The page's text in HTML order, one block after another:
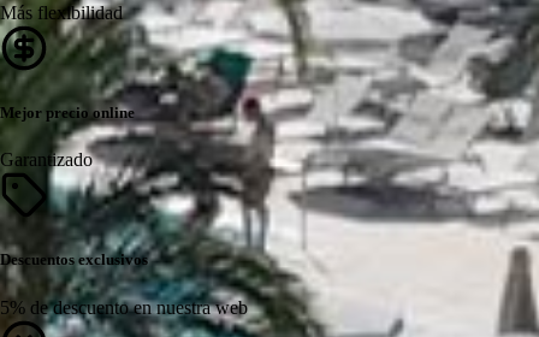
Más flexibilidad
Mejor precio online
Garantizado
Descuentos exclusivos
5% de descuento en nuestra web